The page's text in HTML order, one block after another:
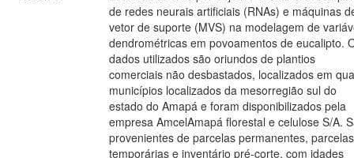
de redes neurais artificiais (RNAs) e máquinas
vetor de suporte (MVS) na modelagem de
dendrométricas em povoamentos de eucalipto.
dados utilizados são oriundos de plantios
comerciais não desbastados, localizados em
municípios localizados da mesorregião sul do
estado do Amapá e foram disponibilizados pela
empresa AmcelAmapá florestal e celulose S/A.
provenientes de parcelas permanentes, parcelas
temporárias e inventário pré-corte, com idades